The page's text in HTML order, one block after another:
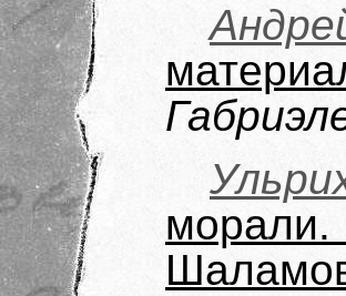
морали.